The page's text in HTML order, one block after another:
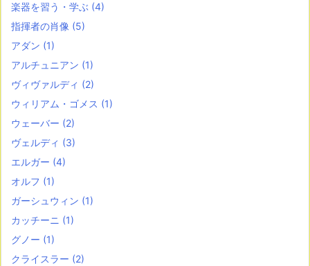
楽器を習う・学ぶ (4)
指揮者の肖像 (5)
アダン (1)
アルチュニアン (1)
ヴィヴァルディ (2)
ウィリアム・ゴメス (1)
ウェーバー (2)
ヴェルディ (3)
エルガー (4)
オルフ (1)
ガーシュウィン (1)
カッチーニ (1)
グノー (1)
クライスラー (2)